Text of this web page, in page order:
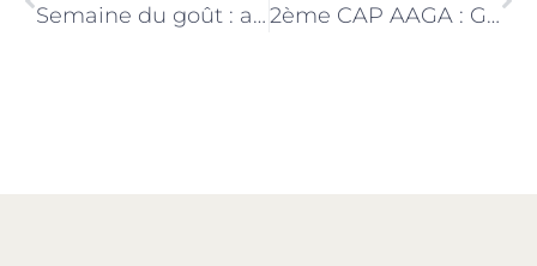
Semaine du goût : ateliers avec les 2ème année de CAP Services dans une école primaire 2ème CAP AAGA : Goûter avec les résidents de l’EHPAD Notre-Dame de la Miséricorde